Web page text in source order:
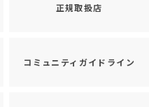
正規取扱店
コミュニティガイドライン